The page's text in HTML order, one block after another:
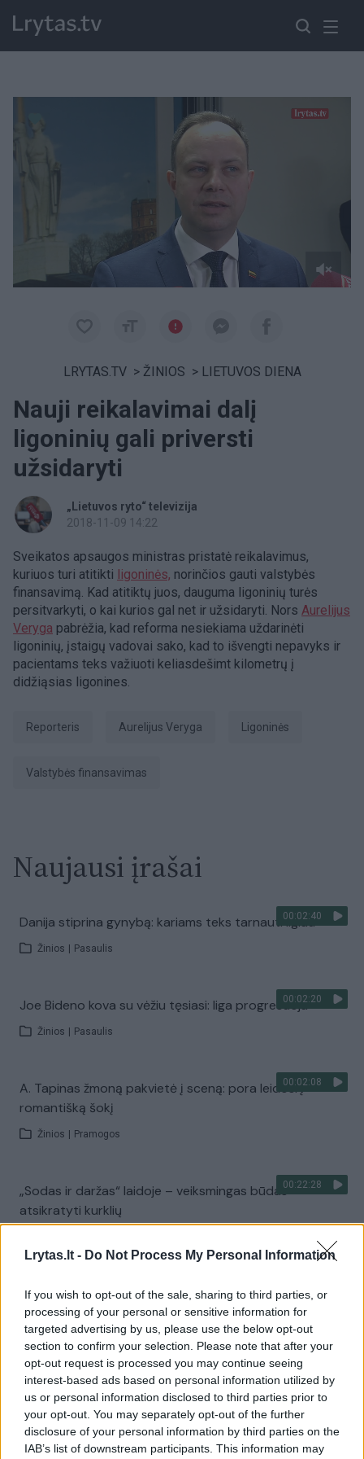
Lrytas.lt - Do Not Process My Personal Information
If you wish to opt-out of the sale, sharing to third parties, or
processing of your personal or sensitive information for
targeted advertising by us, please use the below opt-out
section to confirm your selection. Please note that after your
opt-out request is processed you may continue seeing
interest-based ads based on personal information utilized by
us or personal information disclosed to third parties prior to
your opt-out. You may separately opt-out of the further
disclosure of your personal information by third parties on the
IAB’s list of downstream participants. This information may
LRYTAS.TV > ŽINIOS > LIETUVOS DIENA
Nauji reikalavimai dalį
ligoninių gali priversti
užsidaryti
„Lietuvos ryto“ televizija
2018-11-09 14:22
Sveikatos apsaugos ministras pristatė reikalavimus,
kuriuos turi atitikti ligoninės, norinčios gauti valstybės
finansavimą. Kad atitiktų juos, dauguma ligoninių turės
persitvarkyti, o kai kurios gal net ir užsidaryti. Nors Aurelijus
Veryga pabrėžia, kad reforma nesiekiama uždarinėti
ligoninių, įstaigų vadovai sako, kad to išvengti nepavyks ir
pacientams teks važiuoti keliasdešimt kilometrų į
didžiąsias ligonines.
Reporteris Aurelijus Veryga ligoninės
valstybės finansavimas
Naujausi įrašai
00:02:40
Danija stiprina gynybą: kariams teks tarnauti ilgiau
Žinios Pasaulis
00:02:20
Joe Bideno kova su vėžiu tęsiasi: liga progresuoja
Žinios Pasaulis
00:02:08
A. Tapinas žmoną pakvietė į sceną: pora leidosi į
romantišką šokį
Žinios Pramogos
00:22:28
„Sodas ir daržas“ laidoje – veiksmingas būdas
atsikratyti kurklių
Visi įrašai
Žiūrimiausi įrašai
00:00:30
Vaizdai iš tragiškos avarijos Vilniaus r.: dviejų moterų ir
vaiko gyvybių išgelbėti nepavyko